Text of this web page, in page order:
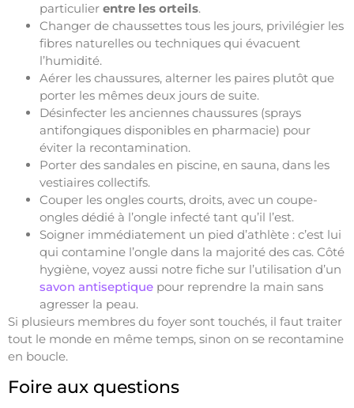
particulier entre les orteils.
Changer de chaussettes tous les jours, privilégier les
fibres naturelles ou techniques qui évacuent
l’humidité.
Aérer les chaussures, alterner les paires plutôt que
porter les mêmes deux jours de suite.
Désinfecter les anciennes chaussures (sprays
antifongiques disponibles en pharmacie) pour
éviter la recontamination.
Porter des sandales en piscine, en sauna, dans les
vestiaires collectifs.
Couper les ongles courts, droits, avec un coupe-
ongles dédié à l’ongle infecté tant qu’il l’est.
Soigner immédiatement un pied d’athlète : c’est lui
qui contamine l’ongle dans la majorité des cas. Côté
hygiène, voyez aussi notre fiche sur l’utilisation d’un
savon antiseptique pour reprendre la main sans
agresser la peau.
Si plusieurs membres du foyer sont touchés, il faut traiter
tout le monde en même temps, sinon on se recontamine
en boucle.
Foire aux questions